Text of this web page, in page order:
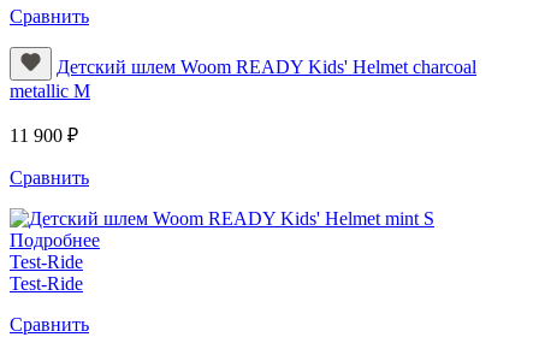
Сравнить
Детский шлем Woom READY Kids' Helmet charcoal
metallic M
11 900 ₽
Сравнить
Подробнее
Test-Ride
Test-Ride
Сравнить